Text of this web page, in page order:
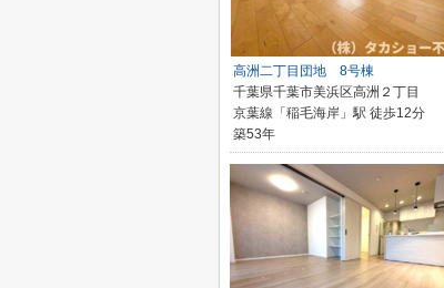
高洲二丁目団地 8号棟
千葉県千葉市美浜区高洲２丁目
京葉線「稲毛海岸」駅 徒歩12分
築53年